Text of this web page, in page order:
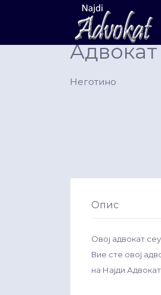
Search
for:
Неготино
Опис
Овој адвокат
Вие сте овој
на Најди Адвокат.